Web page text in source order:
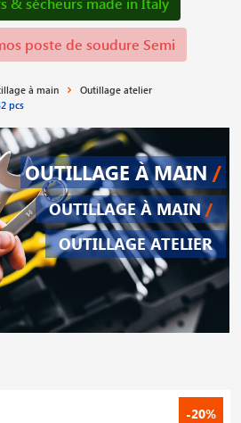
poste de soudure Semi
à main
Outillage atelier
pcs
OUTILLAGE À MAIN /
OUTILLAGE À MAIN /
OUTILLAGE ATELIER
-20%